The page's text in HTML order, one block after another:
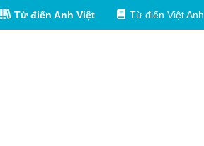
Từ điển Anh Việt Từ điển Việt Anh